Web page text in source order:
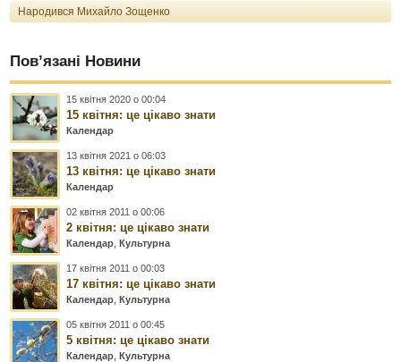
Народився Михайло Зощенко
Пов’язані Новини
15 квітня 2020 о 00:04
15 квітня: це цікаво знати
Календар
13 квітня 2021 о 06:03
13 квітня: це цікаво знати
Календар
02 квітня 2011 о 00:06
2 квітня: це цікаво знати
Календар ,Культурна
17 квітня 2011 о 00:03
17 квітня: це цікаво знати
Календар ,Культурна
05 квітня 2011 о 00:45
5 квітня: це цікаво знати
Календар ,Культурна